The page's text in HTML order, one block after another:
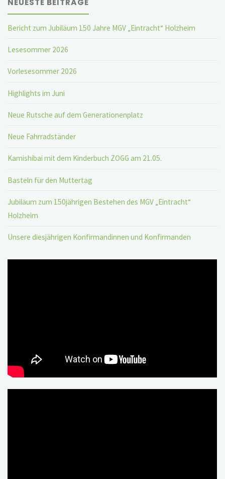
NEUESTE BEITRÄGE
Bericht zum Jubiläum 150 Jahre MGV „Eintracht“ Holzheim
Lesesommer 2026
Vorlesesommer 2026
Highlights im Juni
Neue Rutsche auf dem Generationenplatz
Neue Fahrradständer
Kamishibai mit dem Kinderbuch ZOGG am 21.05.
Basteln für den Muttertag
Jubiläum zum 150jährigen Bestehen des MGV „Eintracht“
Holzheim
Unsere diesjährigen Konfirmandinnen und Konfirmanden